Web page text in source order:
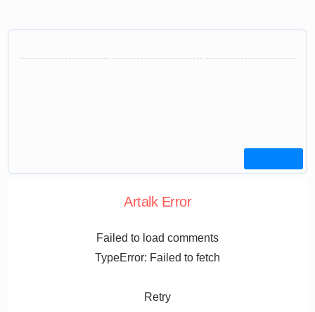
Artalk Error
Failed to load comments
TypeError: Failed to fetch
Retry